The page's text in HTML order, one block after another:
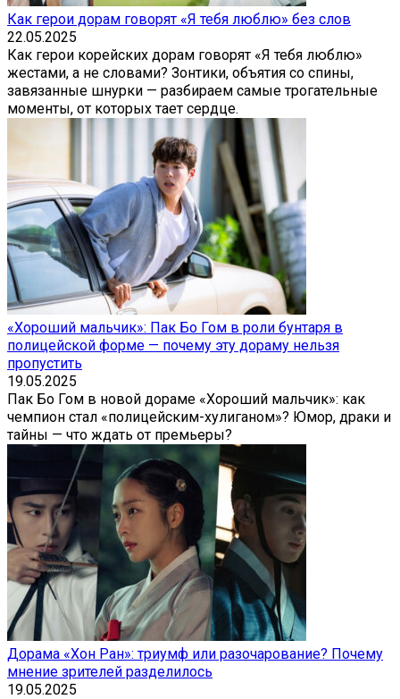
Как герои дорам говорят «Я тебя люблю» без слов
22.05.2025
Как герои корейских дорам говорят «Я тебя люблю»
жестами, а не словами? Зонтики, объятия со спины,
завязанные шнурки — разбираем самые трогательные
моменты, от которых тает сердце.
«Хороший мальчик»: Пак Бо Гом в роли бунтаря в
полицейской форме — почему эту дораму нельзя
пропустить
19.05.2025
Пак Бо Гом в новой дораме «Хороший мальчик»: как
чемпион стал «полицейским-хулиганом»? Юмор, драки и
тайны — что ждать от премьеры?
Дорама «Хон Ран»: триумф или разочарование? Почему
мнение зрителей разделилось
19.05.2025